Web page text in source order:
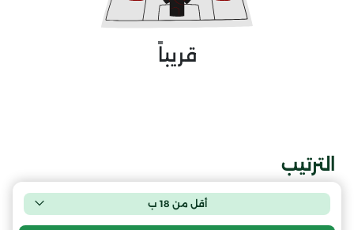
قريباً
الترتيب
أقل من 18 ب